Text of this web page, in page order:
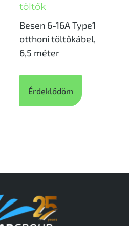
töltők
Besen 6-16A Type1
otthoni töltőkábel,
6,5 méter
Érdeklődöm